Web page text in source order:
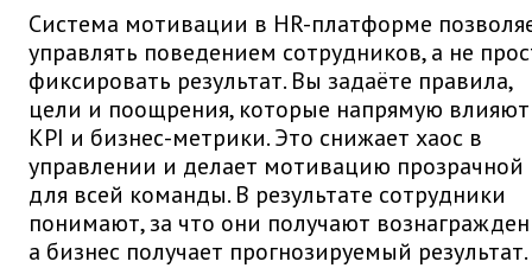
Система мотивации в HR-платформе
управлять поведением сотрудников, а не
фиксировать результат. Вы задаёте правила,
цели и поощрения, которые напрямую
KPI и бизнес-метрики. Это снижает хаос в
управлении и делает мотивацию прозрачной
для всей команды. В результате сотрудники
понимают, за что они получают
а бизнес получает прогнозируемый результат.